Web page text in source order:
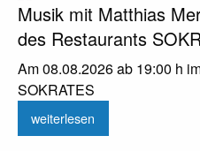
Musik mit Matthias
des Restaurants
Am 08.08.2026 ab 19:00 h
SOKRATES
weiterlesen